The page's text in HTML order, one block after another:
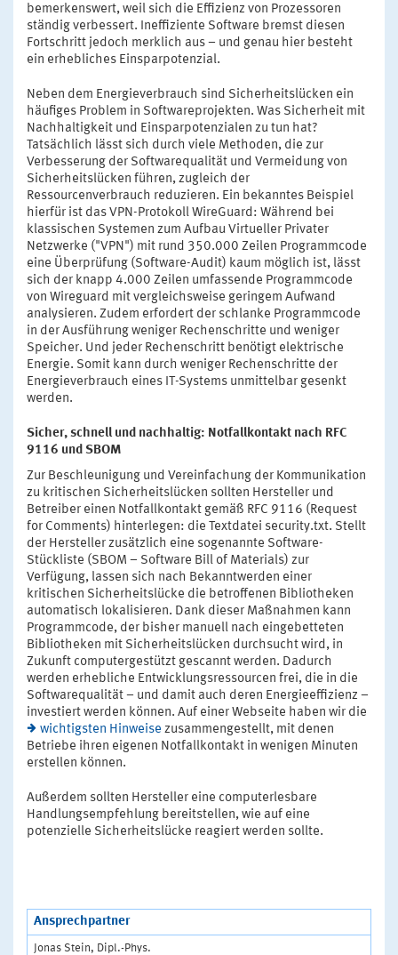
bemerkenswert, weil sich die Effizienz von Prozessoren
ständig verbessert. Ineffiziente Software bremst diesen
Fortschritt jedoch merklich aus – und genau hier besteht
ein erhebliches Einsparpotenzial.
Neben dem Energieverbrauch sind Sicherheitslücken ein
häufiges Problem in Softwareprojekten. Was Sicherheit mit
Nachhaltigkeit und Einsparpotenzialen zu tun hat?
Tatsächlich lässt sich durch viele Methoden, die zur
Verbesserung der Softwarequalität und Vermeidung von
Sicherheitslücken führen, zugleich der
Ressourcenverbrauch reduzieren. Ein bekanntes Beispiel
hierfür ist das VPN-Protokoll WireGuard: Während bei
klassischen Systemen zum Aufbau Virtueller Privater
Netzwerke ("VPN") mit rund 350.000 Zeilen Programmcode
eine Überprüfung (Software-Audit) kaum möglich ist, lässt
sich der knapp 4.000 Zeilen umfassende Programmcode
von Wireguard mit vergleichsweise geringem Aufwand
analysieren. Zudem erfordert der schlanke Programmcode
in der Ausführung weniger Rechenschritte und weniger
Speicher. Und jeder Rechenschritt benötigt elektrische
Energie. Somit kann durch weniger Rechenschritte der
Energieverbrauch eines IT-Systems unmittelbar gesenkt
werden.
Sicher, schnell und nachhaltig: Notfallkontakt nach RFC
9116 und SBOM
Zur Beschleunigung und Vereinfachung der Kommunikation
zu kritischen Sicherheitslücken sollten Hersteller und
Betreiber einen Notfallkontakt gemäß RFC 9116 (Request
for Comments) hinterlegen: die Textdatei security.txt. Stellt
der Hersteller zusätzlich eine sogenannte Software-
Stückliste (SBOM – Software Bill of Materials) zur
Verfügung, lassen sich nach Bekanntwerden einer
kritischen Sicherheitslücke die betroffenen Bibliotheken
automatisch lokalisieren. Dank dieser Maßnahmen kann
Programmcode, der bisher manuell nach eingebetteten
Bibliotheken mit Sicherheitslücken durchsucht wird, in
Zukunft computergestützt gescannt werden. Dadurch
werden erhebliche Entwicklungsressourcen frei, die in die
Softwarequalität – und damit auch deren Energieeffizienz –
investiert werden können. Auf einer Webseite haben wir die
wichtigsten Hinweise zusammengestellt, mit denen
Betriebe ihren eigenen Notfallkontakt in wenigen Minuten
erstellen können.
Außerdem sollten Hersteller eine computerlesbare
Handlungsempfehlung bereitstellen, wie auf eine
potenzielle Sicherheitslücke reagiert werden sollte.
Ansprechpartner
Jonas Stein, Dipl.-Phys.